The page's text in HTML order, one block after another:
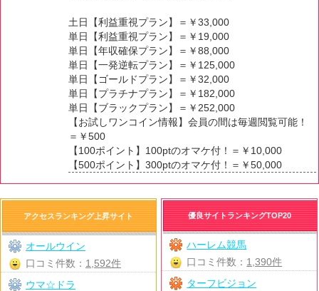
土日【利益重視プラン】＝￥33,000
単日【利益重視プラン】＝￥19,000
単日【年収確保プラン】＝￥88,000
単日【一発逆転プラン】＝￥125,000
単日【ゴールドプラン】＝￥32,000
単日【プラチナプラン】＝￥182,000
単日【ブラックプラン】＝￥252,000
【お試しワンコイン情報】会員の間は毎週閲覧可能！
＝￥500
【100ポイント】100ptのオマケ付！＝￥10,000
【500ポイント】300ptのオマケ付！＝￥50,000
優良サイトランキングTOP20
ハーレム競馬
口コミ件数： 1,390件
ターフビジョン
アクセスランキング上昇サイト
オールウイン
口コミ件数： 1,592件
ウマ☆ドラ